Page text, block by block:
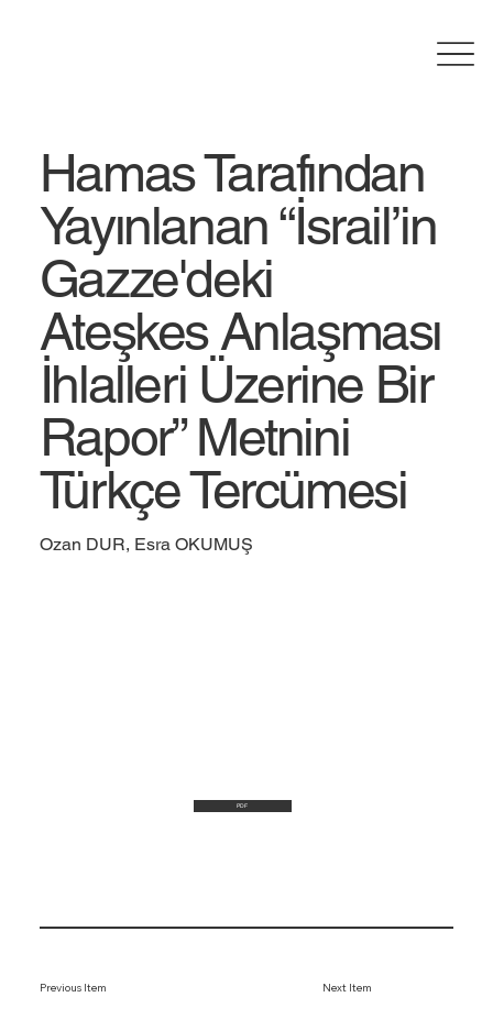
Hamas Tarafından
Yayınlanan “İsrail’in
Gazze'deki
Ateşkes Anlaşması
İhlalleri Üzerine Bir
Rapor” Metnini
Türkçe Tercümesi
Ozan DUR, Esra OKUMUŞ
PDF
Next Item
Previous Item